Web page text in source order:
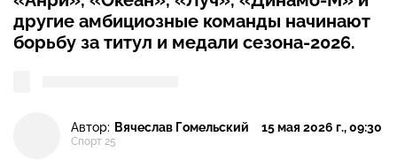
другие амбициозные команды начинают
борьбу за титул и медали сезона-2026.
Автор: Вячеслав Гомельский
Спорт 25
15 мая 2026 г., 09:30